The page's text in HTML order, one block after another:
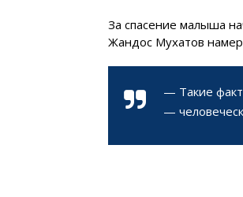
За спасение малыша
Жандос Мухатов
— Такие
—